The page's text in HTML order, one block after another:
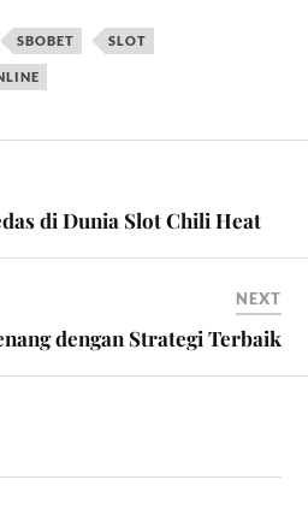
SBOBET SLOT
di Dunia Slot Chili Heat
NEXT
dengan Strategi Terbaik